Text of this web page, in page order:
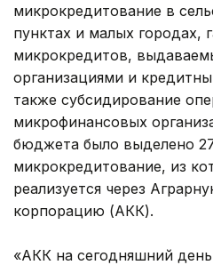
микрокредитование в
пунктах и малых городах,
микрокредитов,
организациями и
также субсидирование
микрофинансовых
бюджета было выделено
микрокредитование, из
реализуется через
корпорацию (АКК).
«АКК на сегодняшний